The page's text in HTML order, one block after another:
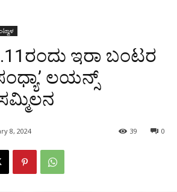
ಇರಾ ಬಂಟರ
ಲಯನ್ಸ್
8, 2024 0
39